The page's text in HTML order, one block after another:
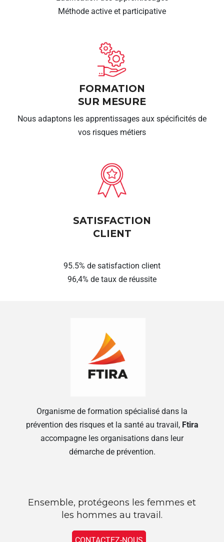
Méthode active et participative
FORMATION
SUR MESURE
Nous adaptons les apprentissages aux spécificités de
vos risques métiers
SATISFACTION
CLIENT
95.5% de satisfaction client
96,4% de taux de réussite
Organisme de formation spécialisé dans la
prévention des risques et la santé au travail, Ftira
accompagne les organisations dans leur
démarche de prévention.
Ensemble, protégeons les femmes et
les hommes au travail.